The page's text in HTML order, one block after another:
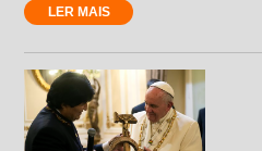
LER MAIS